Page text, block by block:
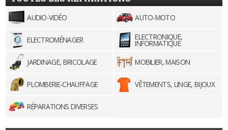
AUDIO-VIDÉO AUTO-MOTO
ELECTROMÉNAGER ELECTRONIQUE,
INFORMATIQUE
JARDINAGE, BRICOLAGE
MOBILIER, MAISON
PLOMBERIE-CHAUFFAGE VÊTEMENTS, LINGE, BIJOUX
RÉPARATIONS DIVERSES